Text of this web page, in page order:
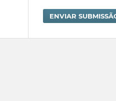
ENVIAR